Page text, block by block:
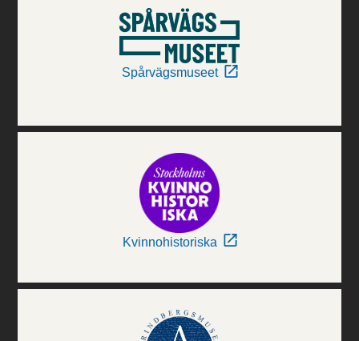
Spårvägsmuseet
Kvinnohistoriska